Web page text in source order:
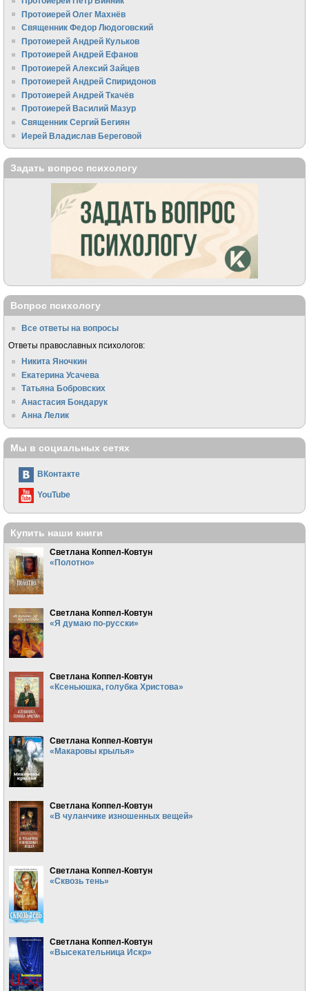
Протоиерей Олег Махнёв
Священник Федор Людоговский
Протоиерей Андрей Кульков
Протоиерей Андрей Ефанов
Протоиерей Алексий Зайцев
Протоиерей Андрей Спиридонов
Протоиерей Андрей Ткачёв
Протоиерей Василий Мазур
Священник Сергий Бегиян
Иерей Владислав Береговой
Задать вопрос психологу
Вопрос психологу
Все ответы на вопросы
Ответы православных психологов:
Никита Яночкин
Екатерина Усачева
Татьяна Бобровских
Анастасия Бондарук
Анна Лелик
Мы в социальных сетях
ВКонтакте
YouTube
Купить наши книги
Светлана Коппел-Ковтун
«Полотно»
Светлана Коппел-Ковтун
«Я думаю по-русски»
Светлана Коппел-Ковтун
«Ксеньюшка, голубка Христова»
Светлана Коппел-Ковтун
«Макаровы крылья»
Светлана Коппел-Ковтун
«В чуланчике изношенных вещей»
Светлана Коппел-Ковтун
«Сквозь тень»
Светлана Коппел-Ковтун
«Высекательница Искр»